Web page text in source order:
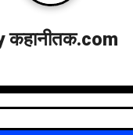
कहानीतक.com